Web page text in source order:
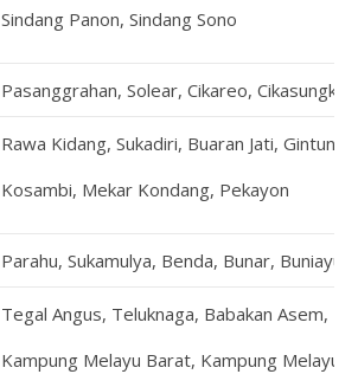
Sindang Panon, Sindang Sono
Pasanggrahan, Solear, Cikareo,
Rawa Kidang, Sukadiri, Buaran Jati,
Kosambi, Mekar Kondang, Pekayon
Parahu, Sukamulya, Benda, Bunar,
Tegal Angus, Teluknaga, Babakan Asem,
Kampung Melayu Barat, Kampung Melayu